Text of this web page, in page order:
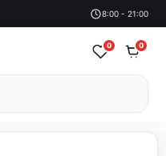
8:00 - 21:00
0 0